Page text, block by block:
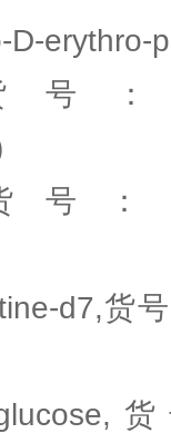
D-erythro-
号：
号：
d7,货
glucose,